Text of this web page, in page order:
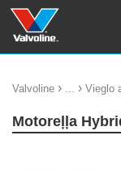
Valvoline › ... › Vieglo
Motoreļļa